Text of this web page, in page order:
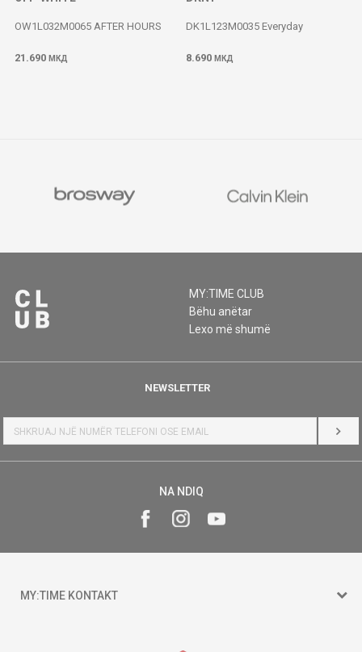
OW1L032M0065 AFTER HOURS
21.690 МКД
DK1L123M0035 Everyday
8.690 МКД
MY:TIME CLUB
Bëhu anëtar
Lexo më shumë
NEWSLETTER
HYR
NA NDIQ
MY:TIME KONTAKT